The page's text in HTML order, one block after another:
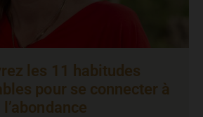
les 11 habitudes
pour se connecter à
l’abondance